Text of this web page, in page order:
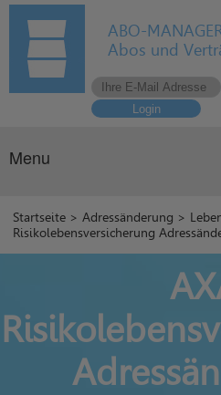
ABO-
Abos und
Login
Menu
Startseite >Adressänderung >
Risikolebensversicherung